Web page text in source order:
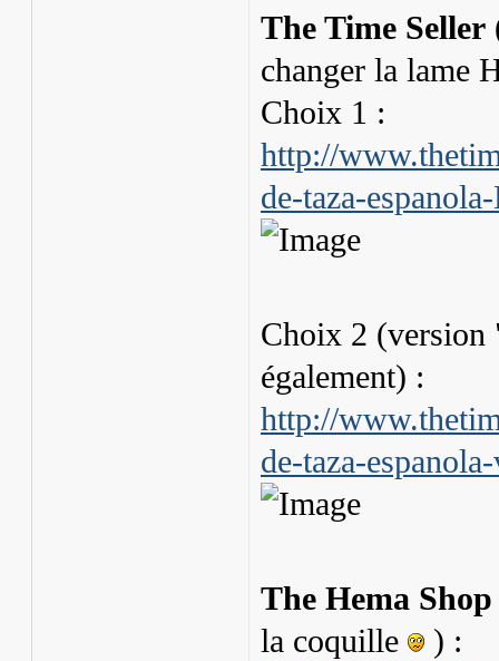
The Time Seller
changer la lame
Choix 1 :
http://
de-taza-
Choix 2 (version
également) :
http://
de-taza-
The Hema Shop
la coquille
) :